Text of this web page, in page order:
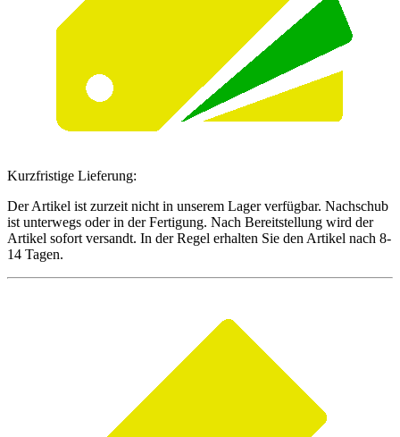
Kurzfristige Lieferung:
Der Artikel ist zurzeit nicht in unserem Lager verfügbar. Nachschub
ist unterwegs oder in der Fertigung. Nach Bereitstellung wird der
Artikel sofort versandt. In der Regel erhalten Sie den Artikel nach 8-
14 Tagen.